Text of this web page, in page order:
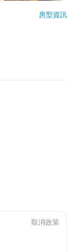
房型資訊
取消政策